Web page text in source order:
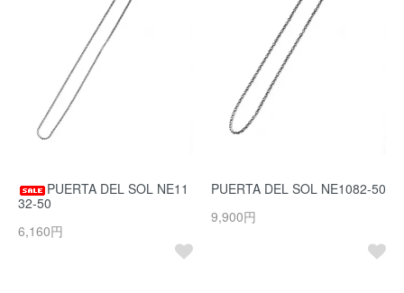
PUERTA DEL SOL NE11
32-50
6,160円
PUERTA DEL SOL NE1082-50
9,900円